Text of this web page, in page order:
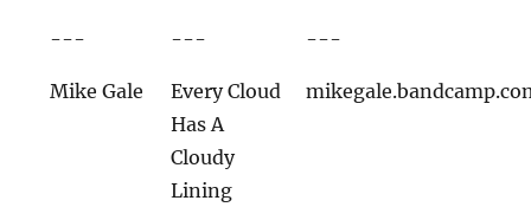
--- --- ---
Mike Gale
Every Cloud
Has A
Cloudy
Lining